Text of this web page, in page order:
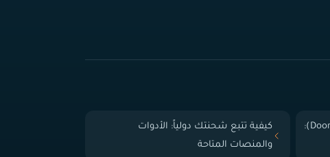
الشحن من الباب إلى الباب (Door-to-Door):
كيفية تتبع شحنتك دولياً: الأدوات
والمنصات المتاحة